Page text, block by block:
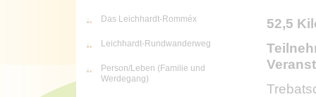
Das Leichhardt-Romméx
Leichhardt-Rundwanderweg
Person/Leben (Familie und
Werdegang)
52,5